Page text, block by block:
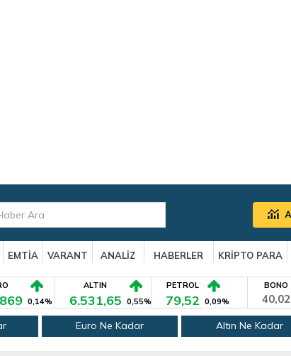
EMTİA VARANT ANALİZ HABERLER KRİPTO PARA
0,14%
ALTIN
6.531,65 0,55%
PETROL
79,52 0,09%
BONO
40,02
Euro Ne Kadar Altın Ne Kadar